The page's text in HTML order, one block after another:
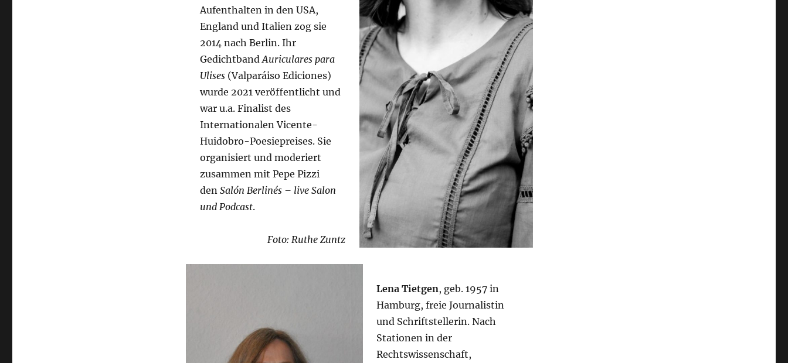
Aufenthalten in den USA,
England und Italien zog sie
2014 nach Berlin. Ihr
Gedichtband Auriculares para
Ulises(Valparáiso Ediciones)
wurde 2021 veröffentlicht und
war u.a. Finalist des
Internationalen Vicente-
Huidobro-Poesiepreises. Sie
organisiert und moderiert
zusammen mit Pepe Pizzi
den Salón Berlinés – live Salon
und Podcast.
Foto: Ruthe Zuntz
Lena Tietgen, geb. 1957 in
Hamburg, freie Journalistin
und Schriftstellerin. Nach
Stationen in der
Rechtswissenschaft,